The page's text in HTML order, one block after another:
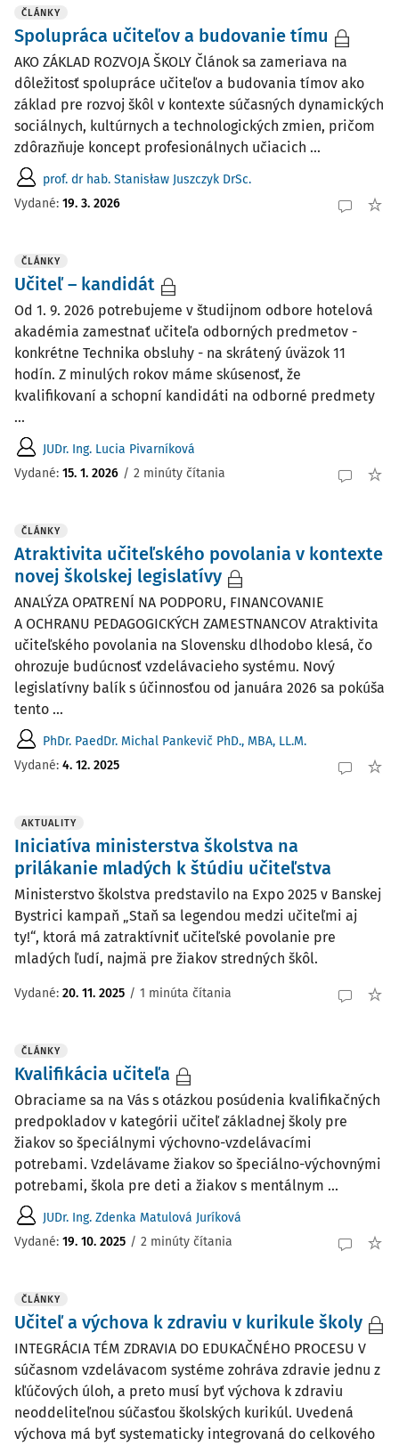
ČLÁNKY
Spolupráca učiteľov a budovanie tímu
AKO ZÁKLAD ROZVOJA ŠKOLY Článok sa zameriava na
dôležitosť spolupráce učiteľov a budovania tímov ako
základ pre rozvoj škôl v kontexte súčasných dynamických
sociálnych, kultúrnych a technologických zmien, pričom
zdôrazňuje koncept profesionálnych učiacich ...
prof. dr hab. Stanisław Juszczyk DrSc.
Vydané: 19. 3. 2026
ČLÁNKY
Učiteľ – kandidát
Od 1. 9. 2026 potrebujeme v študijnom odbore hotelová
akadémia zamestnať učiteľa odborných predmetov -
konkrétne Technika obsluhy - na skrátený úväzok 11
hodín. Z minulých rokov máme skúsenosť, že
kvalifikovaní a schopní kandidáti na odborné predmety
...
JUDr. Ing. Lucia Pivarníková
Vydané: 15. 1. 2026 / 2 minúty čítania
ČLÁNKY
Atraktivita učiteľského povolania v kontexte
novej školskej legislatívy
ANALÝZA OPATRENÍ NA PODPORU, FINANCOVANIE
A OCHRANU PEDAGOGICKÝCH ZAMESTNANCOV Atraktivita
učiteľského povolania na Slovensku dlhodobo klesá, čo
ohrozuje budúcnosť vzdelávacieho systému. Nový
legislatívny balík s účinnosťou od januára 2026 sa pokúša
tento ...
PhDr. PaedDr. Michal Pankevič PhD., MBA, LL.M.
Vydané: 4. 12. 2025
AKTUALITY
Iniciatíva ministerstva školstva na
prilákanie mladých k štúdiu učiteľstva
Ministerstvo školstva predstavilo na Expo 2025 v Banskej
Bystrici kampaň „Staň sa legendou medzi učiteľmi aj
ty!“, ktorá má zatraktívniť učiteľské povolanie pre
mladých ľudí, najmä pre žiakov stredných škôl.
Vydané: 20. 11. 2025 / 1 minúta čítania
ČLÁNKY
Kvalifikácia učiteľa
Obraciame sa na Vás s otázkou posúdenia kvalifikačných
predpokladov v kategórii učiteľ základnej školy pre
žiakov so špeciálnymi výchovno-vzdelávacími
potrebami. Vzdelávame žiakov so špeciálno-výchovnými
potrebami, škola pre deti a žiakov s mentálnym ...
JUDr. Ing. Zdenka Matulová Juríková
Vydané: 19. 10. 2025 / 2 minúty čítania
ČLÁNKY
Učiteľ a výchova k zdraviu v kurikule školy
INTEGRÁCIA TÉM ZDRAVIA DO EDUKAČNÉHO PROCESU V
súčasnom vzdelávacom systéme zohráva zdravie jednu z
kľúčových úloh, a preto musí byť výchova k zdraviu
neoddeliteľnou súčasťou školských kurikúl. Uvedená
výchova má byť systematicky integrovaná do celkového